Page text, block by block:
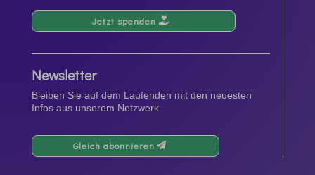
Jetzt spenden
Newsletter
Bleiben Sie auf dem Laufenden mit den neuesten
Infos aus unserem Netzwerk.
Gleich abonnieren